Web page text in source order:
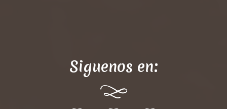
Siguenos en: